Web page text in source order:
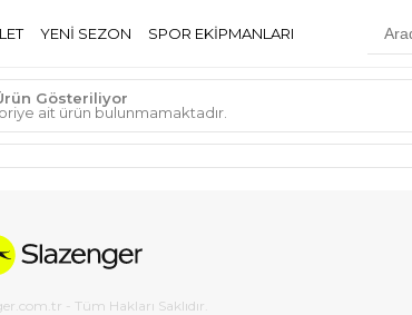
YENİ SEZON SPOR EKİPMANLARI
Gösteriliyor
ait ürün bulunmamaktadır.
- Tüm Hakları Saklıdır.